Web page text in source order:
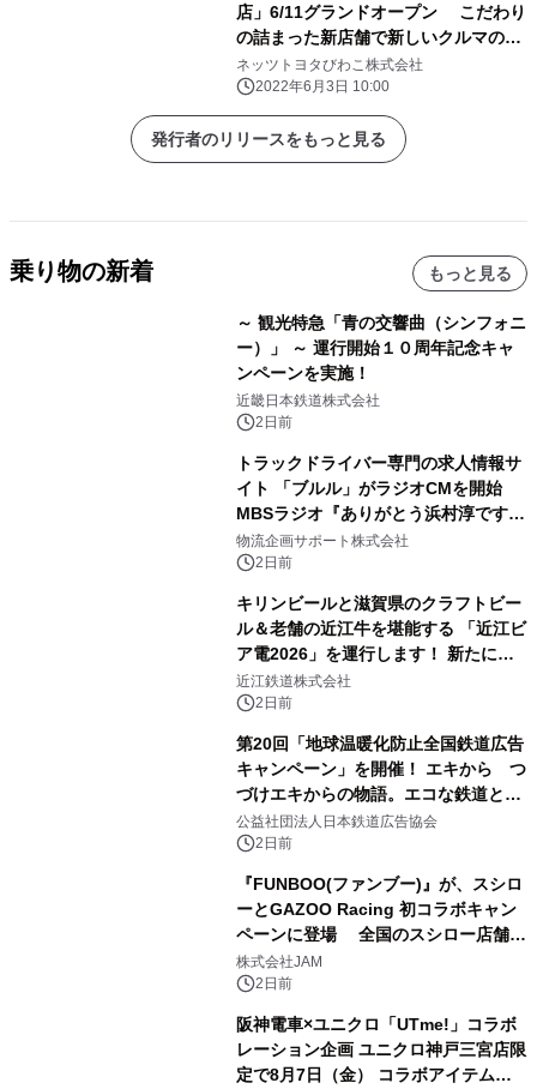
店」6/11グランドオープン こだわり
の詰まった新店舗で新しいクルマの価
値を提供
ネッツトヨタびわこ株式会社
2022年6月3日 10:00
発行者のリリースをもっと見る
乗り物の新着 もっと見る
～ 観光特急「青の交響曲（シンフォニ
ー）」 ～ 運行開始１０周年記念キャ
ンペーンを実施！
近畿日本鉄道株式会社
2日前
トラックドライバー専門の求人情報サ
イト 「ブルル」がラジオCMを開始
MBSラジオ『ありがとう浜村淳です』
にて8月1日(土)より
物流企画サポート株式会社
2日前
キリンビールと滋賀県のクラフトビー
ル＆老舗の近江牛を堪能する 「近江ビ
ア電2026」を運行します！ 新たに
「長濱浪漫ビール」が参加！キリン一
番搾り飲み放題が復活！
近江鉄道株式会社
2日前
第20回「地球温暖化防止全国鉄道広告
キャンペーン」を開催！ エキから つ
づけエキからの物語。エコな鉄道とと
もに。
公益社団法人日本鉄道広告協会
2日前
『FUNBOO(ファンブー)』が、スシロ
ーとGAZOO Racing 初コラボキャン
ペーンに登場 全国のスシロー店舗で
GR 4車種の FUNBOO(ミニカー)付き
メニューが展開されます
株式会社JAM
2日前
阪神電車×ユニクロ「UTme!」コラボ
レーション企画 ユニクロ神戸三宮店限
定で8月7日（金） コラボアイテムが